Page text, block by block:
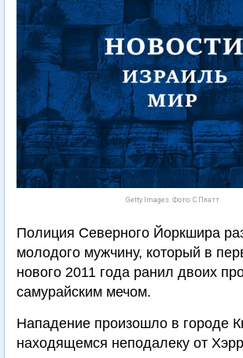
Getty Images. Фото: С.Платт
Полиция Северного Йоркшира
молодого мужчину, который в
нового 2011 года ранил двоих
самурайским мечом.
Нападение произошло в городе
находящемся неподалеку от